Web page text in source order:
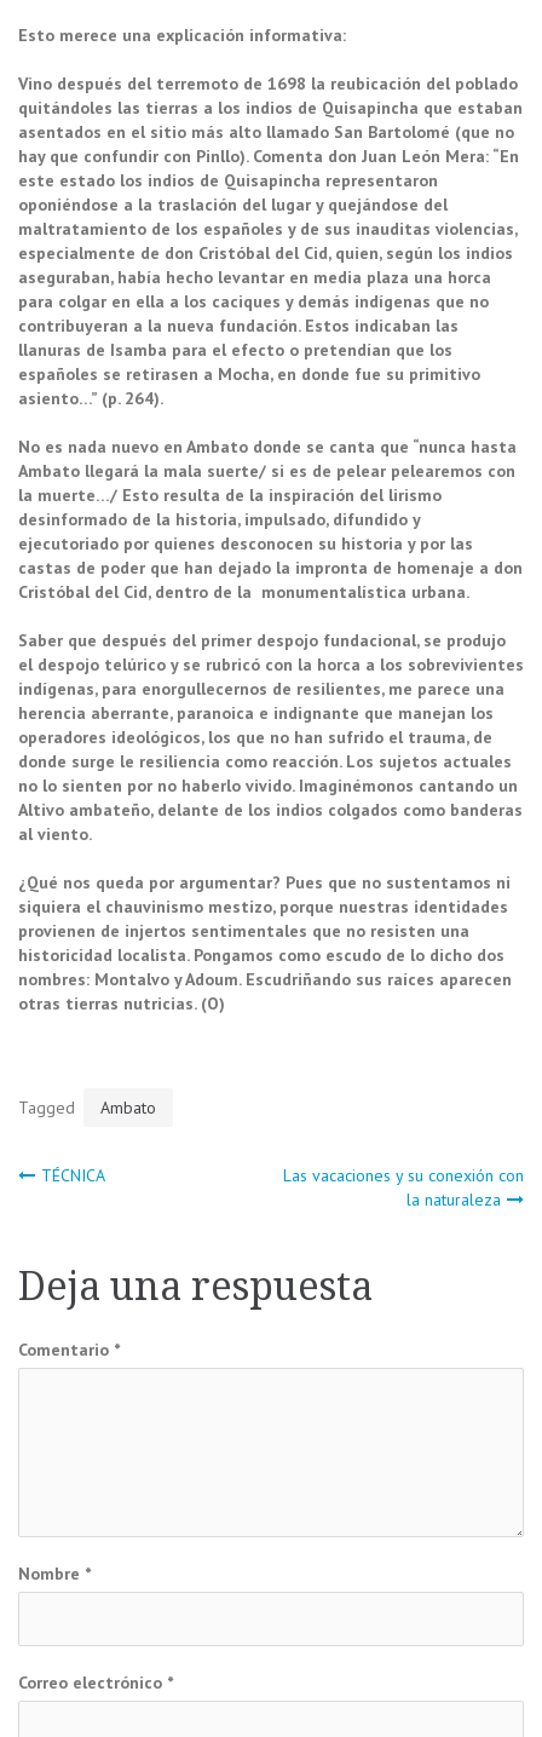
Esto merece una explicación informativa:
Vino después del terremoto de 1698 la reubicación del poblado
quitándoles las tierras a los indios de Quisapincha que estaban
asentados en el sitio más alto llamado San Bartolomé (que no
hay que confundir con Pinllo). Comenta don Juan León Mera: “En
este estado los indios de Quisapincha representaron
oponiéndose a la traslación del lugar y quejándose del
maltratamiento de los españoles y de sus inauditas violencias,
especialmente de don Cristóbal del Cid, quien, según los indios
aseguraban, había hecho levantar en media plaza una horca
para colgar en ella a los caciques y demás indígenas que no
contribuyeran a la nueva fundación. Estos indicaban las
llanuras de Isamba para el efecto o pretendían que los
españoles se retirasen a Mocha, en donde fue su primitivo
asiento…” (p. 264).
No es nada nuevo en Ambato donde se canta que “nunca hasta
Ambato llegará la mala suerte/ si es de pelear pelearemos con
la muerte…/ Esto resulta de la inspiración del lirismo
desinformado de la historia, impulsado, difundido y
ejecutoriado por quienes desconocen su historia y por las
castas de poder que han dejado la impronta de homenaje a don
Cristóbal del Cid, dentro de la monumentalística urbana.
Saber que después del primer despojo fundacional, se produjo
el despojo telúrico y se rubricó con la horca a los sobrevivientes
indígenas, para enorgullecernos de resilientes, me parece una
herencia aberrante, paranoica e indignante que manejan los
operadores ideológicos, los que no han sufrido el trauma, de
donde surge le resiliencia como reacción. Los sujetos actuales
no lo sienten por no haberlo vivido. Imaginémonos cantando un
Altivo ambateño, delante de los indios colgados como banderas
al viento.
¿Qué nos queda por argumentar? Pues que no sustentamos ni
siquiera el chauvinismo mestizo, porque nuestras identidades
provienen de injertos sentimentales que no resisten una
historicidad localista. Pongamos como escudo de lo dicho dos
nombres: Montalvo y Adoum. Escudriñando sus raíces aparecen
otras tierras nutricias. (O)
Tagged Ambato
Navegación
entradas
TÉCNICA
Las vacaciones y su conexión con
la naturaleza
Deja una respuesta
Comentario *
Nombre *
Correo electrónico *